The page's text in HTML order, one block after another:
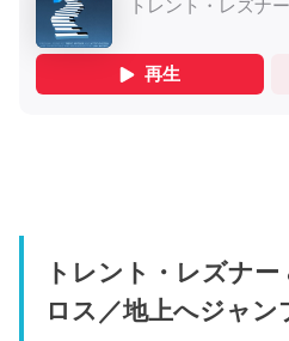
トレント・レズナ
ロス／地上へジャン